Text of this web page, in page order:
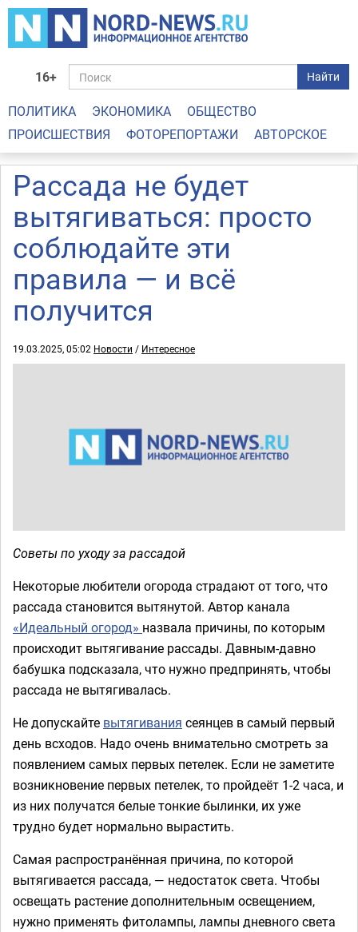
16+ Найти
ПОЛИТИКА ЭКОНОМИКА
ОБЩЕСТВО
ПРОИСШЕСТВИЯ
ФОТОРЕПОРТАЖИ АВТОРСКОЕ
Рассада не будет
вытягиваться: просто
соблюдайте эти
правила — и всё
получится
19.03.2025, 05:02 Новости / Интересное
Советы по уходу за рассадой
Некоторые любители огорода страдают от того, что
рассада становится вытянутой. Автор канала
«Идеальный огород» назвала причины, по которым
происходит вытягивание рассады. Давным-давно
бабушка подсказала, что нужно предпринять, чтобы
рассада не вытягивалась.
Не допускайте вытягивания сеянцев в самый первый
день всходов. Надо очень внимательно смотреть за
появлением самых первых петелек. Если не заметите
возникновение первых петелек, то пройдеёт 1-2 часа, и
из них получатся белые тонкие былинки, их уже
трудно будет нормально вырастить.
Самая распространённая причина, по которой
вытягивается рассада, — недостаток света. Чтобы
освещать растение дополнительным освещением,
нужно применять фитолампы, лампы дневного света